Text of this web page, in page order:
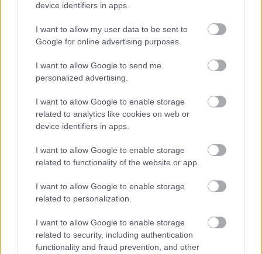
device identifiers in apps.
I want to allow my user data to be sent to
Google for online advertising purposes.
I want to allow Google to send me
personalized advertising.
I want to allow Google to enable storage
related to analytics like cookies on web or
device identifiers in apps.
I want to allow Google to enable storage
related to functionality of the website or app.
I want to allow Google to enable storage
related to personalization.
I want to allow Google to enable storage
related to security, including authentication
functionality and fraud prevention, and other
Hozzászólások
Az internet csodálatos népe
majdnem egymillió dollárt
dobott össze egy újra dolgozni
kényszerülő idős házaspárnak
Hunter_GS|2026 március 16. 22:01
Egy 80-hoz közelítő pár kénytelen volt
DoorDash futárnak állni, hogy ne haljon éhen.